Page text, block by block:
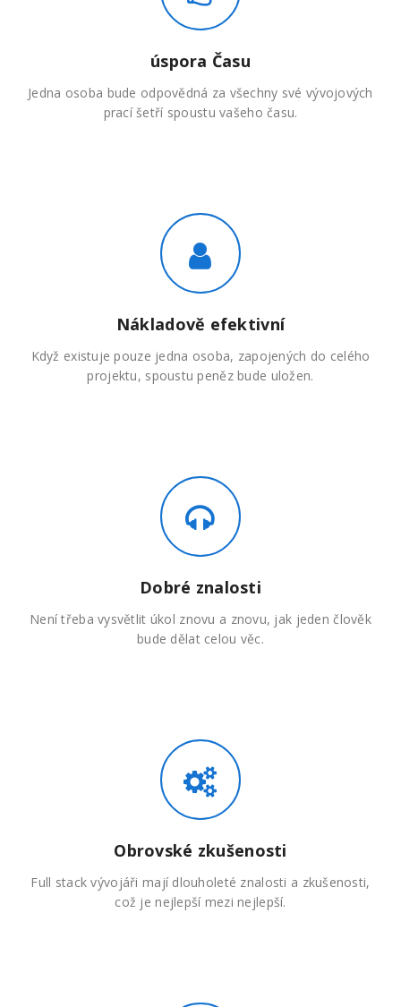
úspora Času
Jedna osoba bude odpovědná za všechny své vývojových
prací šetří spoustu vašeho času.
Nákladově efektivní
Když existuje pouze jedna osoba, zapojených do celého
projektu, spoustu peněz bude uložen.
Dobré znalosti
Není třeba vysvětlit úkol znovu a znovu, jak jeden člověk
bude dělat celou věc.
Obrovské zkušenosti
Full stack vývojáři mají dlouholeté znalosti a zkušenosti,
což je nejlepší mezi nejlepší.